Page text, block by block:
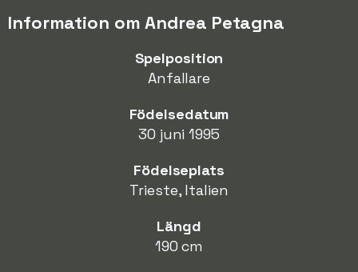
Information om Andrea Petagna
Spelposition
Anfallare
Födelsedatum
30 juni 1995
Födelseplats
Trieste, Italien
Längd
190 cm